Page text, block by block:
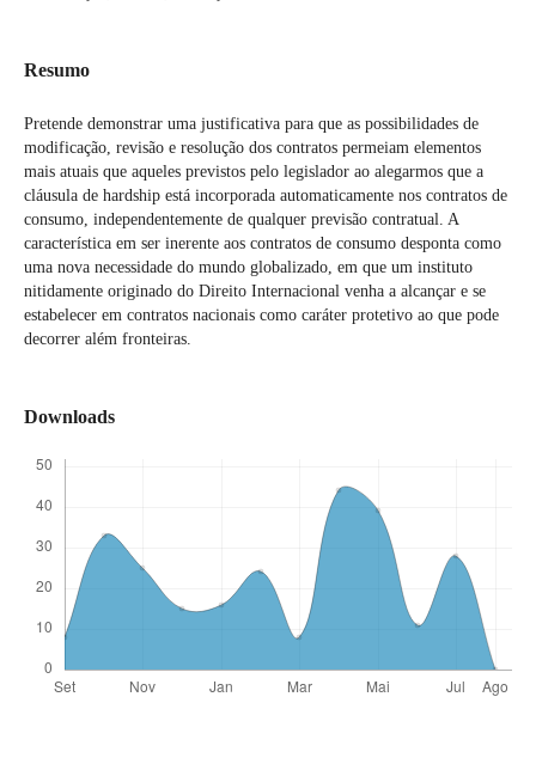
Resumo
Pretende demonstrar uma justificativa para que as possibilidades de
modificação, revisão e resolução dos contratos permeiam elementos
mais atuais que aqueles previstos pelo legislador ao alegarmos que a
cláusula de hardship está incorporada automaticamente nos contratos de
consumo, independentemente de qualquer previsão contratual. A
característica em ser inerente aos contratos de consumo desponta como
uma nova necessidade do mundo globalizado, em que um instituto
nitidamente originado do Direito Internacional venha a alcançar e se
estabelecer em contratos nacionais como caráter protetivo ao que pode
decorrer além fronteiras.
Downloads